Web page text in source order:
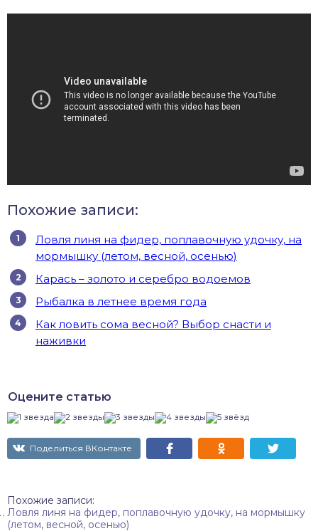
Похожие записи:
Ловля линя на фидер, поплавочную удочку, на
мормышку (летом, весной, осенью)
Карась – золото и серебро водоемов
Рыбалка в летнее время года
Как ловить сома весной? Выбор снасти и
наживки
Оцените статью
Поделиться ВКонтакте
Похожие записи:
Ловля линя на фидер, поплавочную удочку, на мормышку
(летом, весной, осенью)